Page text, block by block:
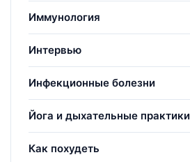
Иммунология
Интервью
Инфекционные болезни
Йога и дыхательные практики
Как похудеть